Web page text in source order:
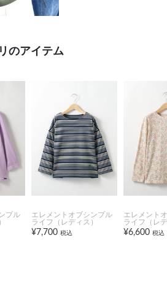
のアイテム
プル
エレメントオブシンプル
ライフ（レディス）
¥7,700 税込
エレメント
ライフ（レ
¥6,600 税込